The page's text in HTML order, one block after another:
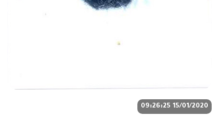
15/01/2020 09:26:25